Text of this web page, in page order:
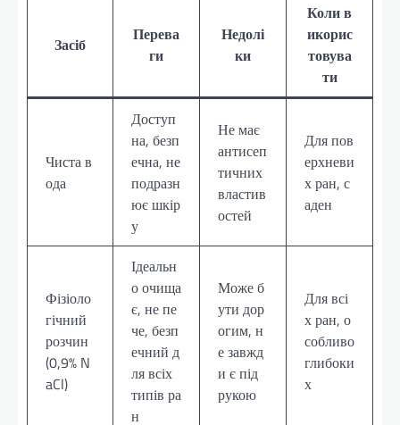
Засіб
Перева
ги
Недолі
ки
Коли в
икорис
товува
ти
Чиста в
ода
Доступ
на, безп
ечна, не
подразн
ює шкір
у
Не має
антисеп
тичних
властив
остей
Для пов
ерхневи
х ран, с
аден
Фізіоло
гічний
розчин
(0,9% N
aCl)
Ідеальн
о очища
є, не пе
че, безп
ечний д
ля всіх
типів ра
н
Може б
ути дор
огим, н
е завжд
и є під
рукою
Для всі
х ран, о
собливо
глибоки
х